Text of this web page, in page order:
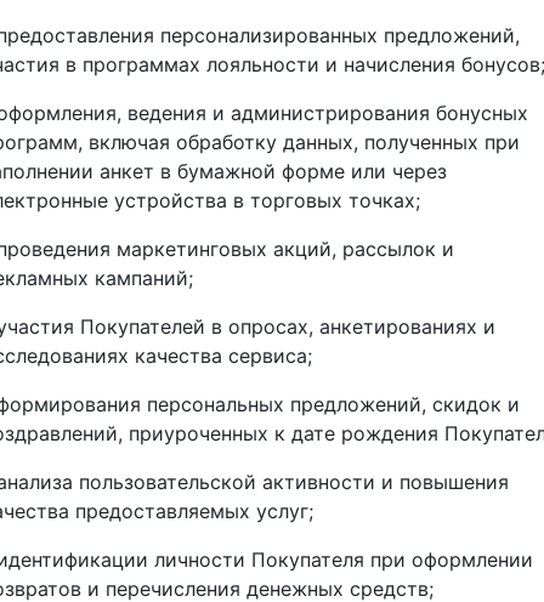
персонализированных предложений,
в программах лояльности и начисления бонусов;
ведения и администрирования бонусных
включая обработку данных, полученных при
анкет в бумажной форме или через
устройства в торговых точках;
маркетинговых акций, рассылок и
кампаний;
Покупателей в опросах, анкетированиях и
качества сервиса;
персональных предложений, скидок и
приуроченных к дате рождения
пользовательской активности и повышения
предоставляемых услуг;
личности Покупателя при оформлении
и перечисления денежных средств;